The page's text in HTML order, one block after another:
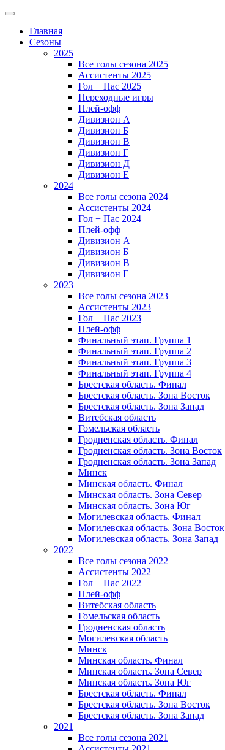
Главная
Сезоны
2025
Все голы сезона 2025
Ассистенты 2025
Гол + Пас 2025
Переходные игры
Плей-офф
Дивизион A
Дивизион Б
Дивизион В
Дивизион Г
Дивизион Д
Дивизион Е
2024
Все голы сезона 2024
Ассистенты 2024
Гол + Пас 2024
Плей-офф
Дивизион A
Дивизион Б
Дивизион В
Дивизион Г
2023
Все голы сезона 2023
Ассистенты 2023
Гол + Пас 2023
Плей-офф
Финальный этап. Группа 1
Финальный этап. Группа 2
Финальный этап. Группа 3
Финальный этап. Группа 4
Брестская область. Финал
Брестская область. Зона Восток
Брестская область. Зона Запад
Витебская область
Гомельская область
Гродненская область. Финал
Гродненская область. Зона Восток
Гродненская область. Зона Запад
Минск
Минская область. Финал
Минская область. Зона Север
Минская область. Зона Юг
Могилевская область. Финал
Могилевская область. Зона Восток
Могилевская область. Зона Запад
2022
Все голы сезона 2022
Ассистенты 2022
Гол + Пас 2022
Плей-офф
Витебская область
Гомельская область
Гродненская область
Могилевская область
Минск
Mинская область. Финал
Минская область. Зона Север
Минская область. Зона Юг
Брестская область. Финал
Брестская область. Зона Восток
Брестская область. Зона Запад
2021
Все голы сезона 2021